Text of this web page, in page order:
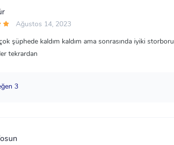
Ağustos 14, 2023
şüphede kaldım kaldım ama sonrasında iyiki
tekrardan
3